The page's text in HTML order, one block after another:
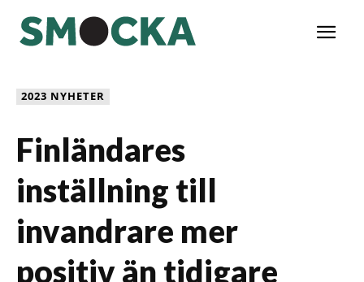
2023 NYHETER
Finländares
inställning till
invandrare mer
positiv än tidigare